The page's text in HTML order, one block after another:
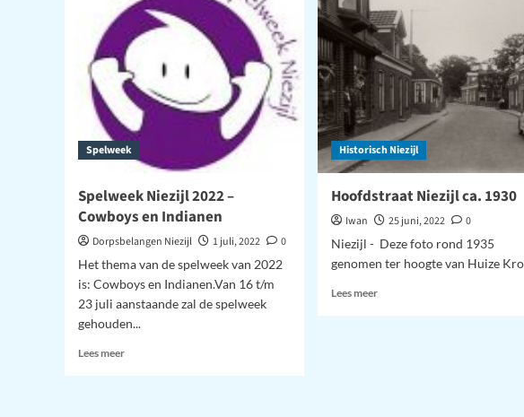
Spelweek
Spelweek Niezijl 2022 –
Cowboys en Indianen
Dorpsbelangen Niezijl 1 juli, 2022
0
Het thema van de spelweek van 2022
is: Cowboys en Indianen.Van 16 t/m
23 juli aanstaande zal de spelweek
gehouden...
Lees meerLees
Historisch Niezijl
Hoofdstraat Niezijl ca. 1930
Iwan 25 juni, 2022
0
Niezijl - Deze foto rond 1935
genomen ter hoogte van Huize
Lees meerLees